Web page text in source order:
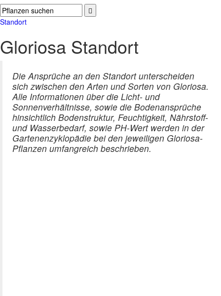
Standort
Gloriosa Standort
Die Ansprüche an den Standort unterscheiden
sich zwischen den Arten und Sorten von Gloriosa.
Alle Informationen über die Licht- und
Sonnenverhältnisse, sowie die Bodenansprüche
hinsichtlich Bodenstruktur, Feuchtigkeit, Nährstoff-
und Wasserbedarf, sowie PH-Wert werden in der
Gartenenzyklopädie bei den jeweiligen Gloriosa-
Pflanzen umfangreich beschrieben.